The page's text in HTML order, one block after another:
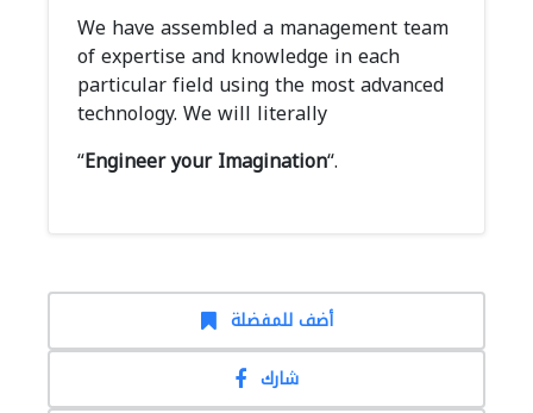
We have assembled a management team
of expertise and knowledge in each
particular field using the most advanced
technology. We will literally
“Engineer your Imagination“.
أضف للمفضلة
شارك